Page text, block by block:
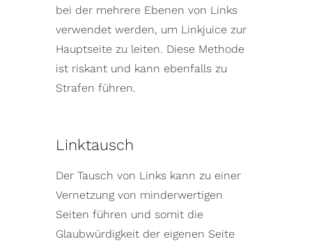
bei der mehrere Ebenen von Links
verwendet werden, um Linkjuice zur
Hauptseite zu leiten. Diese Methode
ist riskant und kann ebenfalls zu
Strafen führen.
Linktausch
Der Tausch von Links kann zu einer
Vernetzung von minderwertigen
Seiten führen und somit die
Glaubwürdigkeit der eigenen Seite